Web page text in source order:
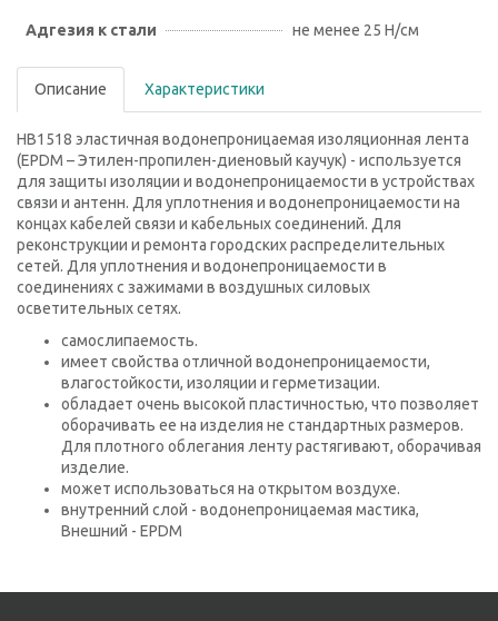
Адгезия к стали не менее 25 Н/см
Описание Характеристики
HB1518 эластичная водонепроницаемая изоляционная лента
(EPDM – Этилен-пропилен-диеновый каучук) - используется
для защиты изоляции и водонепроницаемости в устройствах
связи и антенн. Для уплотнения и водонепроницаемости на
концах кабелей связи и кабельных соединений. Для
реконструкции и ремонта городских распределительных
сетей. Для уплотнения и водонепроницаемости в
соединениях с зажимами в воздушных силовых
осветительных сетях.
самослипаемость.
имеет свойства отличной водонепроницаемости,
влагостойкости, изоляции и герметизации.
обладает очень высокой пластичностью, что позволяет
оборачивать ее на изделия не стандартных размеров.
Для плотного облегания ленту растягивают, оборачивая
изделие.
может использоваться на открытом воздухе.
внутренний слой - водонепроницаемая мастика,
Внешний - EPDM